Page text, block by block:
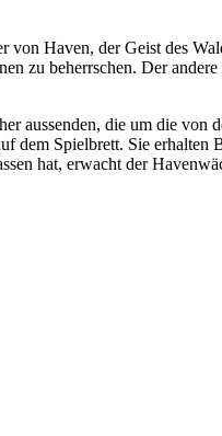
Haven, der Geist des
zu beherrschen. Der
aussenden, die um die
Spielbrett. Sie
hat, erwacht der